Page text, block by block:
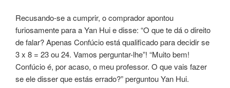
Recusando-se a cumprir, o comprador apontou
furiosamente para a Yan Hui e disse: “O que te dá o direito
de falar? Apenas Confúcio está qualificado para decidir se
3 x 8 = 23 ou 24. Vamos perguntar-lhe”! “Muito bem!
Confúcio é, por acaso, o meu professor. O que vais fazer
se ele disser que estás errado?” perguntou Yan Hui.